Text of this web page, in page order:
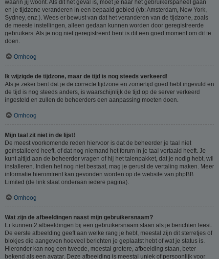
waarin jij woont. Als dit het geval is, moet je naar het gebruikerspaneel gaan
en je tijdzone veranderen in een bepaald gebied (vb: Amsterdam, New York,
Sydney, enz.). Wees er bewust van dat het veranderen van de tijdzone, zoals
de meeste instellingen, alleen gedaan kunnen worden door geregistreerde
gebruikers. Als je nog niet geregistreerd bent is dit een goed moment om dit te
doen.
Omhoog
Ik wijzigde de tijdzone, maar de tijd is nog steeds verkeerd!
Als je zeker bent dat je de correcte tijdzone en zomertijd goed hebt ingevuld en
de tijd is nog steeds anders, is waarschijnlijk de tijd op de server verkeerd
ingesteld en zullen de beheerders een aanpassing moeten doen.
Omhoog
Mijn taal zit niet in de lijst!
De meest voorkomende reden hiervoor is dat de beheerder je taal niet
geïnstalleerd heeft, of dat nog niemand het forum in je taal vertaald heeft. Je
kunt altijd aan de beheerder vragen of hij het talenpakket, dat je nodig hebt, wil
installeren. Indien het nog niet bestaat, mag je gerust de vertaling maken. Meer
informatie hieromtrent kan gevonden worden op de website van phpBB
Limited (de link staat onderaan iedere pagina).
Omhoog
Wat zijn de afbeeldingen naast mijn gebruikersnaam?
Er kunnen 2 afbeeldingen bij een gebruikersnaam staan als je berichten leest.
De eerste afbeelding geeft aan welke rang je hebt, meestal zijn dit sterretjes of
blokjes die aangeven hoeveel berichten je geplaatst hebt of wat je status is.
Hieronder kan nog een tweede, meestal grotere, afbeelding staan, beter
bekend als een avatar. Deze afbeelding is meestal uniek of persoonlijk voor